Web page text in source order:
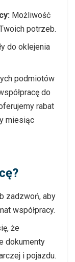
: Możliwość
potrzeb.
do oklejenia
podmiotów
do
rabat
miesiąc
zadzwoń, aby
współpracy.
że
dokumenty
i pojazdu.